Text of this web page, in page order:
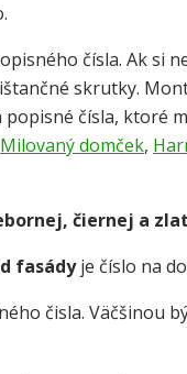
čísla. Ak si
skrutky.
čísla, ktoré
Milovaný domček,
čiernej a
fasádyje číslo na
čisla. Väčšinou